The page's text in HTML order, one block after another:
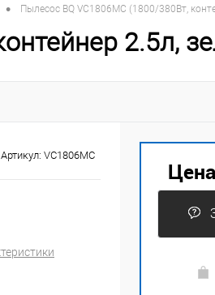
• Пылесос BQ VC1806MC (1800/380Вт,
2.5л,
Артикул: VC1806MC